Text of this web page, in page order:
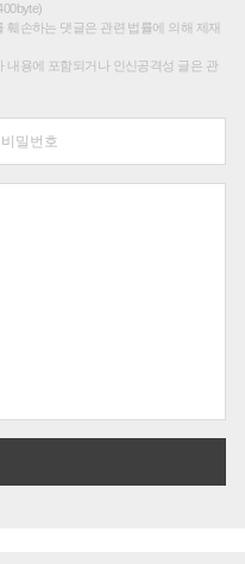
손하는 댓글은 관련 법률에 의해 제재
내용에 포함되거나 인신공격성 글은 관